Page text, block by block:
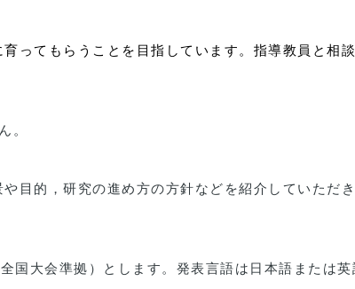
ってもらうことを目指しています。指導教員と相
。
目的，研究の進め方の方針などを紹介していただ
大会準拠）とします。発表言語は日本語または英